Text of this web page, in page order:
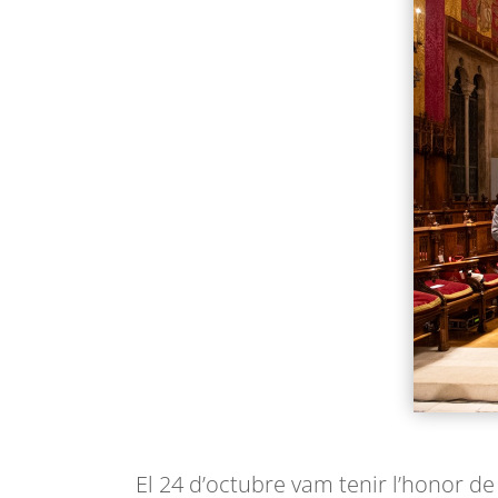
El 24 d’octubre vam tenir l’honor